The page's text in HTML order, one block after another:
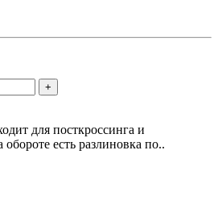
+
для посткроссинга и
есть разлиновка по..